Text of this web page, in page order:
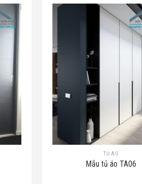
TỦ ÁO
Mẫu tủ áo TA06